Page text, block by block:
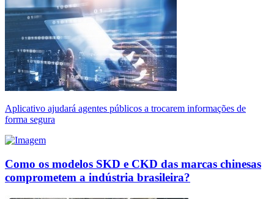
Aplicativo ajudará agentes públicos a trocarem informações de
forma segura
Como os modelos SKD e CKD das marcas chinesas
comprometem a indústria brasileira?